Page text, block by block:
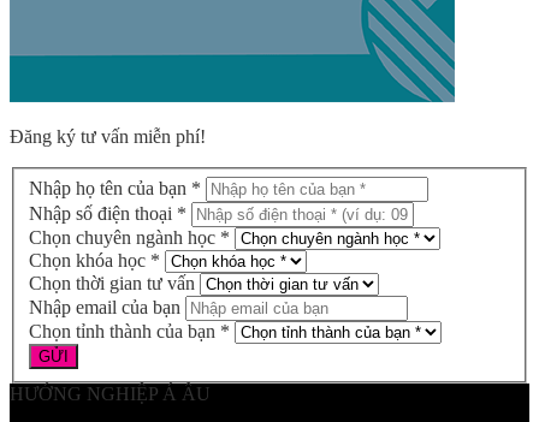
Đăng ký tư vấn miễn phí!
Nhập họ tên của bạn *
Nhập số điện thoại *
Chọn chuyên ngành học *
Chọn khóa học *
Chọn thời gian tư vấn
Nhập email của bạn
Chọn tỉnh thành của bạn *
HƯỚNG NGHIỆP Á ÂU